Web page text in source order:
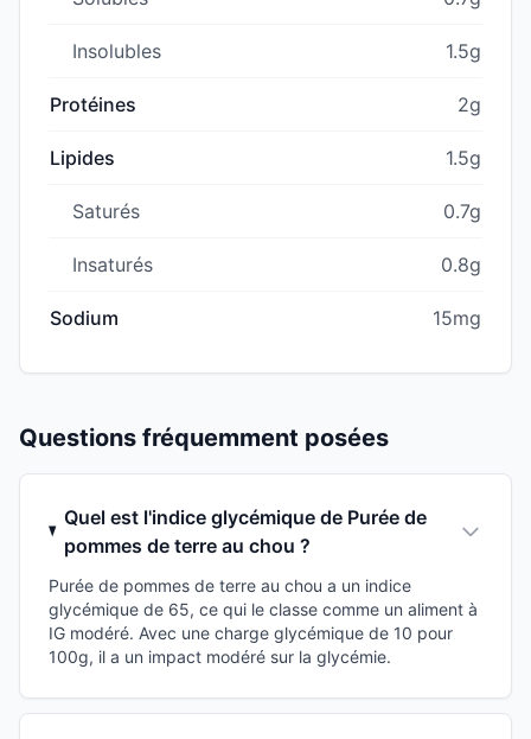
Insolubles 1.5g
Protéines 2g
Lipides 1.5g
Saturés 0.7g
Insaturés 0.8g
Sodium 15mg
Questions fréquemment posées
Quel est l'indice glycémique de Purée de
pommes de terre au chou ?
Purée de pommes de terre au chou a un indice
glycémique de 65, ce qui le classe comme un aliment à
IG modéré. Avec une charge glycémique de 10 pour
100g, il a un impact modéré sur la glycémie.